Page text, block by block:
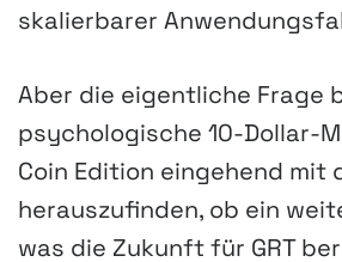
skalierbarer
Aber die eigentliche Frage
psychologische 10-Dollar-
Coin Edition eingehend mit
herauszufinden, ob ein
was die Zukunft für GRT